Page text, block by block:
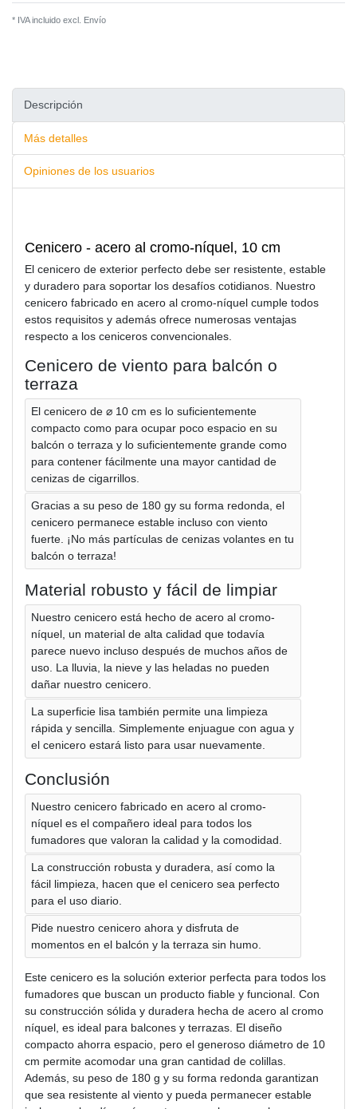
* IVA incluido excl. Envío
Descripción
Más detalles
Opiniones de los usuarios
Cenicero - acero al cromo-níquel, 10 cm
El cenicero de exterior perfecto debe ser resistente, estable
y duradero para soportar los desafíos cotidianos. Nuestro
cenicero fabricado en acero al cromo-níquel cumple todos
estos requisitos y además ofrece numerosas ventajas
respecto a los ceniceros convencionales.
Cenicero de viento para balcón o
terraza
El cenicero de ⌀ 10 cm es lo suficientemente
compacto como para ocupar poco espacio en su
balcón o terraza y lo suficientemente grande como
para contener fácilmente una mayor cantidad de
cenizas de cigarrillos.
Gracias a su peso de 180 gy su forma redonda, el
cenicero permanece estable incluso con viento
fuerte. ¡No más partículas de cenizas volantes en tu
balcón o terraza!
Material robusto y fácil de limpiar
Nuestro cenicero está hecho de acero al cromo-
níquel, un material de alta calidad que todavía
parece nuevo incluso después de muchos años de
uso. La lluvia, la nieve y las heladas no pueden
dañar nuestro cenicero.
La superficie lisa también permite una limpieza
rápida y sencilla. Simplemente enjuague con agua y
el cenicero estará listo para usar nuevamente.
Conclusión
Nuestro cenicero fabricado en acero al cromo-
níquel es el compañero ideal para todos los
fumadores que valoran la calidad y la comodidad.
La construcción robusta y duradera, así como la
fácil limpieza, hacen que el cenicero sea perfecto
para el uso diario.
Pide nuestro cenicero ahora y disfruta de
momentos en el balcón y la terraza sin humo.
Este cenicero es la solución exterior perfecta para todos los
fumadores que buscan un producto fiable y funcional. Con
su construcción sólida y duradera hecha de acero al cromo
níquel, es ideal para balcones y terrazas. El diseño
compacto ahorra espacio, pero el generoso diámetro de 10
cm permite acomodar una gran cantidad de colillas.
Además, su peso de 180 g y su forma redonda garantizan
que sea resistente al viento y pueda permanecer estable